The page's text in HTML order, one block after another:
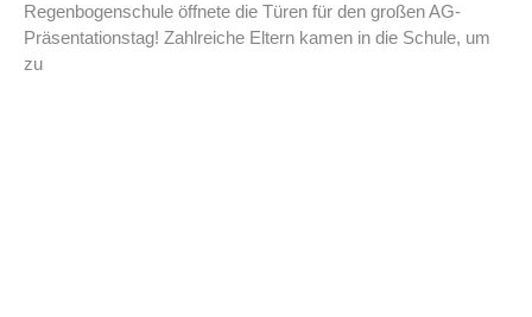
Regenbogenschule öffnete die Türen für den großen AG-
Präsentationstag! Zahlreiche Eltern kamen in die Schule, um
zu